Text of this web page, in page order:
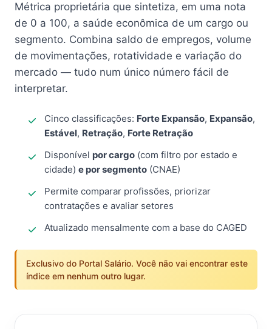
Métrica proprietária que sintetiza, em uma nota
de 0 a 100, a saúde econômica de um cargo ou
segmento. Combina saldo de empregos, volume
de movimentações, rotatividade e variação do
mercado — tudo num único número fácil de
interpretar.
Cinco classificações: Forte Expansão, Expansão,
Estável, Retração, Forte Retração
Disponível por cargo (com filtro por estado e
cidade) e por segmento (CNAE)
Permite comparar profissões, priorizar
contratações e avaliar setores
Atualizado mensalmente com a base do CAGED
Exclusivo do Portal Salário. Você não vai encontrar este
índice em nenhum outro lugar.